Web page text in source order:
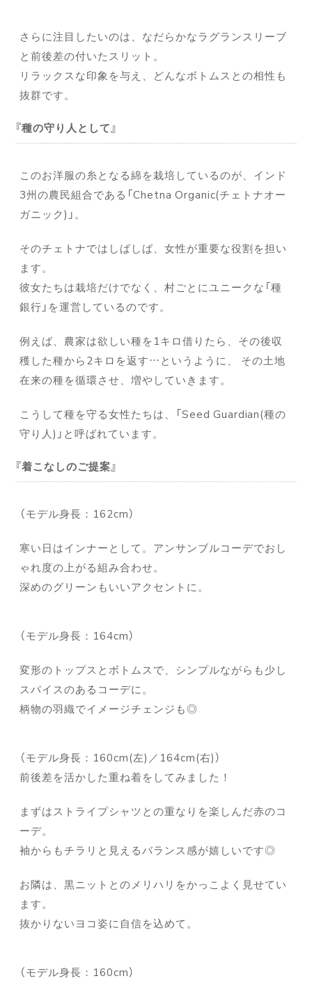
さらに注目したいのは、なだらかなラグランスリーブ
と前後差の付いたスリット。
リラックスな印象を与え、どんなボトムスとの相性も
抜群です。
種の守り人として
このお洋服の糸となる綿を栽培しているのが、インド
3州の農民組合である「Chetna Organic(チェトナオー
ガニック)」。
そのチェトナではしばしば、女性が重要な役割を担い
ます。
彼女たちは栽培だけでなく、村ごとにユニークな「種
銀行」を運営しているのです。
例えば、農家は欲しい種を1キロ借りたら、その後収
穫した種から2キロを返す…というように、 その土地
在来の種を循環させ、増やしていきます。
こうして種を守る女性たちは、「Seed Guardian(種の
守り人)」と呼ばれています。
着こなしのご提案
（モデル身長：162cm）
寒い日はインナーとして。アンサンブルコーデでおし
ゃれ度の上がる組み合わせ。
深めのグリーンもいいアクセントに。
（モデル身長：164cm）
変形のトップスとボトムスで、シンプルながらも少し
スパイスのあるコーデに。
柄物の羽織でイメージチェンジも◎
（モデル身長：160cm(左)／164cm(右)）
前後差を活かした重ね着をしてみました！
まずはストライプシャツとの重なりを楽しんだ赤のコ
ーデ。
袖からもチラリと見えるバランス感が嬉しいです◎
お隣は、黒ニットとのメリハリをかっこよく見せてい
ます。
抜かりないヨコ姿に自信を込めて。
（モデル身長：160cm）